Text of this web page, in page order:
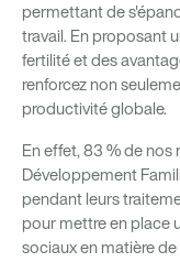
permettant de
travail. En proposant
fertilité et des
renforcez non
productivité globale.
En effet, 83 % de
Développement
pendant leurs
pour mettre en place
sociaux en matière